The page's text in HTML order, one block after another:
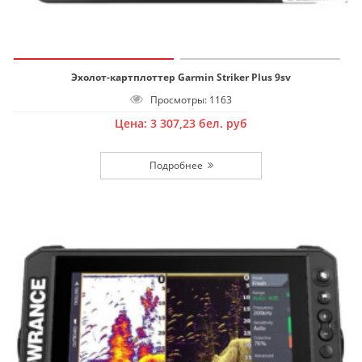
Эхолот-картплоттер Garmin Striker Plus 9sv
Просмотры: 1163
Цена: 3 307,23 бел. руб